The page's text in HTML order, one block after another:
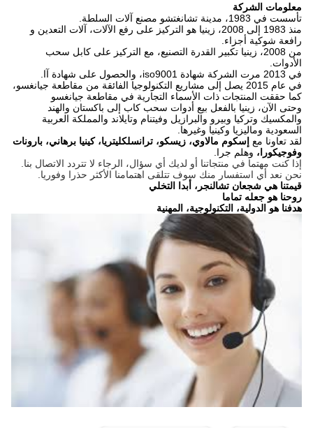
معلومات الشركة
تأسست في 1983، مدينة تشانغتشو مصنع آلات السلطة.
منذ 1983 إلى 2008، زينيا هو التركيز على رفع الآلات، آلات التعدين و
رافعة شوكية أجزاء.
من 2008، زينيا تكبير القدرة التصنيع، مع التركيز على كابل سحب
الأدوات.
في 2013 مرت الشركة شهادة iso9001، والحصول على شهادة آا.
في عام 2015 يصل إلى مشاريع التكنولوجيا الفائقة من مقاطعة جيانغسو،
كما حققت المنتجات ذات الأسماء التجارية في مقاطعة جيانغسو
وحتى الآن، زينيا بالفعل بيع أدوات سحب كاب إلى باكستان والهند
والمكسيك وتركيا وبيرو والبرازيل وفيتنام وتايلاند والمملكة العربية
السعودية وماليزيا وكينيا وغيرها.
لقد تعاونا معإسكوم مالاوي، زيسكو، ترانسلكليتريا، كينيا برهاني، بارونات
وفوجيكورا،
وهلم جرا.
إذا كنت مهتما في منتجاتنا أو لديك أي سؤال، الرجاء لا تتردد الاتصال بنا.
نحن نعد أي استفسار منك سوف تتلقى اهتمامنا الأكثر حذرا وفوريا.
قيمتنا هي شجعان تشالنجر، أبدا التخلي
روحنا هو جعله تماما
هدفنا هو الدولية، التكنولوجية، المهنية